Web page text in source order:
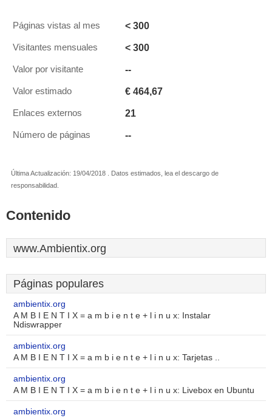
Páginas vistas al mes < 300
Visitantes mensuales < 300
Valor por visitante --
Valor estimado € 464,67
Enlaces externos 21
Número de páginas --
Última Actualización: 19/04/2018 . Datos estimados, lea el descargo de
responsabilidad.
Contenido
www.Ambientix.org
Páginas populares
ambientix.org
A M B I E N T I X = a m b i e n t e + l i n u x: Instalar
Ndiswrapper
ambientix.org
A M B I E N T I X = a m b i e n t e + l i n u x: Tarjetas ..
ambientix.org
A M B I E N T I X = a m b i e n t e + l i n u x: Livebox en Ubuntu
ambientix.org